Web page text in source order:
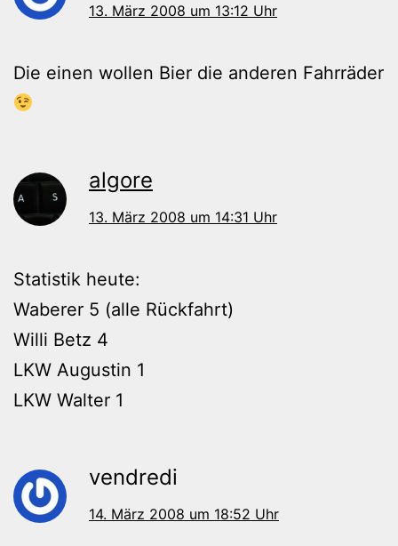
13. März 2008 um 13:12 Uhr
Die einen wollen Bier die anderen Fahrräder
algore
13. März 2008 um 14:31 Uhr
Statistik heute:
Waberer 5 (alle Rückfahrt)
Willi Betz 4
LKW Augustin 1
LKW Walter 1
vendredi
14. März 2008 um 18:52 Uhr